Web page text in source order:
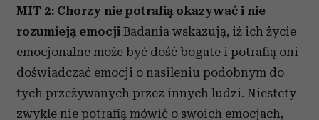
MIT 2: Chorzy nie potrafią okazywać i nie
rozumieją emocji Badania wskazują, iż ich życie
emocjonalne może być dość bogate i potrafią oni
doświadczać emocji o nasileniu podobnym do
tych przeżywanych przez innych ludzi. Niestety
zwykle nie potrafią mówić o swoich emocjach,